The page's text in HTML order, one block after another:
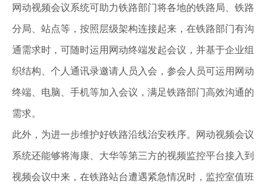
网动视频会议系统可助力铁路部门将各地的铁路局、铁路
分局、站点等，按照层级架构连接起来，在铁路部门有沟
通需求时，可随时运用网动终端发起会议，并基于企业组
织结构、个人通讯录邀请人员入会，参会人员可运用网动
终端、电脑、手机等加入会议，满足铁路部门高效沟通的
需求。
此外，为进一步维护好铁路沿线治安秩序。网动视频会议
系统还能够将海康、大华等第三方的视频监控平台接入到
视频会议中来，在铁路站台遭遇紧急情况时，监控室值班